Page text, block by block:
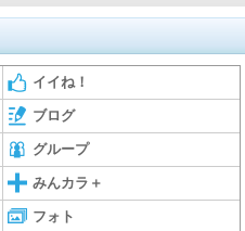
イイね！
ブログ
グループ
みんカラ＋
フォト